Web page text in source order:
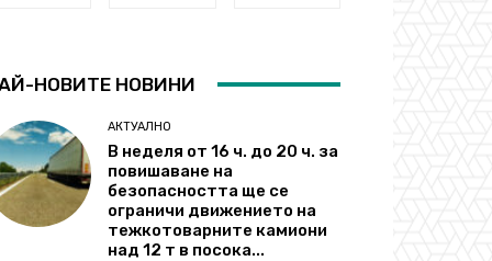
НОВИТЕ НОВИНИ
АКТУАЛНО
В неделя от 16 ч. до 20 ч. за
повишаване на
безопасността ще се
ограничи движението на
тежкотоварните камиони
над 12 т в посока...